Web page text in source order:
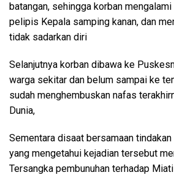
batangan, sehingga korban
pelipis Kepala samping kanan, dan
tidak sadarkan diri
Selanjutnya korban dibawa ke
warga sekitar dan belum sampai ke
sudah menghembuskan nafas
Dunia,
Sementara disaat bersamaan
yang mengetahui kejadian tersebut
Tersangka pembunuhan terhadap